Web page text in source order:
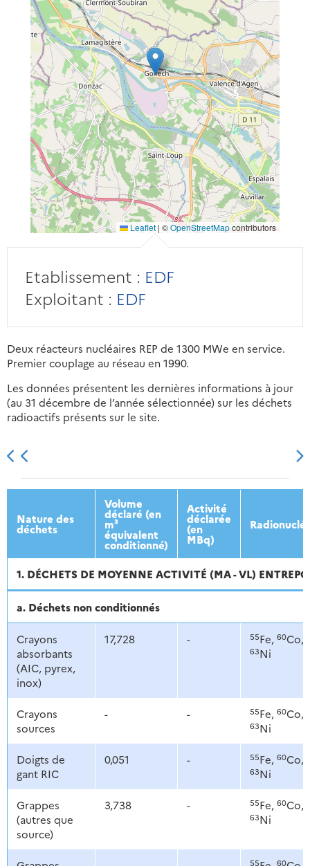
Leaflet | ©OpenStreetMapcontributors
Etablissement : EDF
Exploitant : EDF
Deux réacteurs nucléaires REP de 1300 MWe en service.
Premier couplage au réseau en 1990.
Les données présentent les dernières informations à jour
(au 31 décembre de l’année sélectionnée) sur les déchets
radioactifs présents sur le site.
2013 2014 2015 2016
Nature des
déchets
Volume
déclaré (en
m³
équivalent
conditionné)
Activité
déclarée
(en
MBq)
1. DÉCHETS DE MOYENNE ACTIVITÉ (MA - VL)
a. Déchets non conditionnés
Crayons
absorbants
(AIC, pyrex,
inox)
17,728 - 55Fe, 60Co,
63Ni
Crayons
sources
- - 55Fe, 60Co,
63Ni
Doigts de
gant RIC
0,051 - 55Fe, 60Co,
63Ni
Grappes
(autres que
source)
3,738 - 55Fe, 60Co,
63Ni
55 60